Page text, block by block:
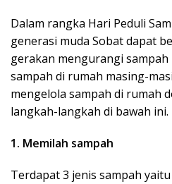
Dalam rangka Hari Peduli
generasi muda Sobat dapat
gerakan mengurangi
sampah di rumah masing-
mengelola sampah di rumah
langkah-langkah di bawah ini.
1. Memilah sampah
Terdapat 3 jenis sampah